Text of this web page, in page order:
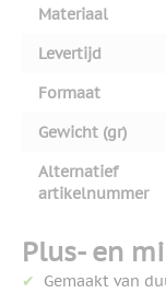
Materiaal
Levertijd
Formaat
Gewicht (gr)
Alternatief
artikelnummer
Plus- en
Gemaakt van